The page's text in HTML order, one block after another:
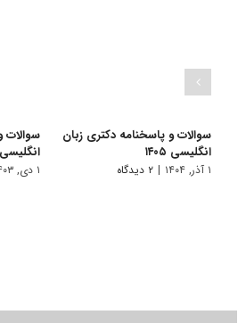
سوالات و پاسخنامه دکتری زبان
انگلیسی ۱۴۰۵
۱ آذر, ۱۴۰۴ | ۲ دیدگاه
سوالات
انگلیسی
۱ دی, ۱۴۰۳